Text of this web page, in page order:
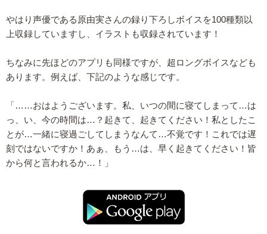
やはり声優である原由実さんの録り下ろしボイスを100種類以
上収録していますし、イラストも収録されています！
ちなみに先ほどのアプリも同様ですが、超ロングボイスなども
あります。例えば、下記のような感じです。
「……おはようございます。私、いつの間に寝てしまって…は
っ、い、今の時間は…？起きて、起きてください！私としたこ
とが…一緒に寝過ごしてしまうなんて…不覚です！これでは遅
刻ではないですか！あぁ、もう…は、早く起きてください！皆
から何と言われるか…！」